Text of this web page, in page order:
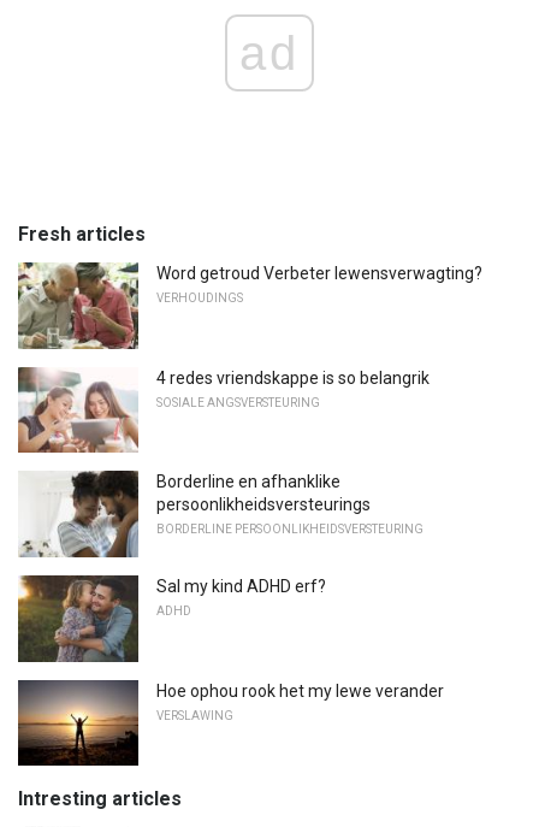
ad
Fresh articles
Word getroud Verbeter lewensverwagting?
VERHOUDINGS
4 redes vriendskappe is so belangrik
SOSIALE ANGSVERSTEURING
Borderline en afhanklike
persoonlikheidsversteurings
BORDERLINE PERSOONLIKHEIDSVERSTEURING
Sal my kind ADHD erf?
ADHD
Hoe ophou rook het my lewe verander
VERSLAWING
Intresting articles